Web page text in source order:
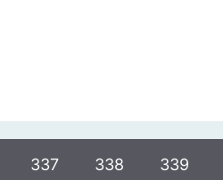
337 338 339